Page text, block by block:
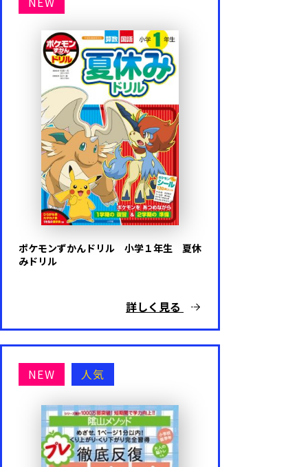
ポケモンずかんドリル 小学１年生 夏休
みドリル
詳しく見る
NEW 人気